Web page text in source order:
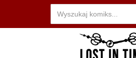
Przejdź